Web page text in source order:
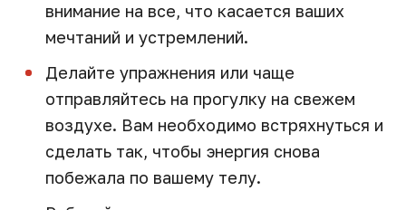
внимание на все, что касается ваших
мечтаний и устремлений.
Делайте упражнения или чаще
отправляйтесь на прогулку на свежем
воздухе. Вам необходимо встряхнуться и
сделать так, чтобы энергия снова
побежала по вашему телу.